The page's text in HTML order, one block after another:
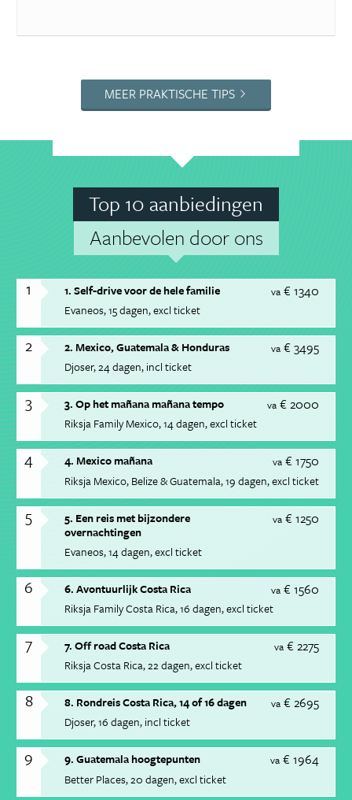
MEER PRAKTISCHE TIPS
Top 10 aanbiedingen
Aanbevolen door ons
1 va € 1340
1. Self-drive voor de hele familie
Evaneos 15 dagen excl ticket
2 va € 3495
2. Mexico, Guatemala & Honduras
Djoser 24 dagen incl ticket
3 va € 2000
3. Op het mañana mañana tempo
Riksja Family Mexico 14 dagen excl ticket
4 va € 1750
4. Mexico mañana
Riksja Mexico, Belize & Guatemala 19 dagen excl ticket
5 va € 1250
5. Een reis met bijzondere
overnachtingen
Evaneos 14 dagen excl ticket
6 va € 1560
6. Avontuurlijk Costa Rica
Riksja Family Costa Rica 16 dagen excl ticket
7 va € 2275
7. Off road Costa Rica
Riksja Costa Rica 22 dagen excl ticket
8 va € 2695
8. Rondreis Costa Rica, 14 of 16 dagen
Djoser 16 dagen incl ticket
9 va € 1964
9. Guatemala hoogtepunten
Better Places 20 dagen excl ticket